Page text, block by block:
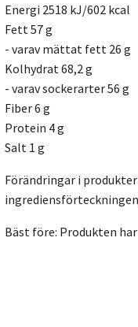
Energi 2518 kJ/602 kcal
Fett 57 g
- varav mättat fett 26 g
Kolhydrat 68,2 g
- varav sockerarter 56 g
Fiber 6 g
Protein 4 g
Salt 1 g
Förändringar i
Bäst före: Produkten